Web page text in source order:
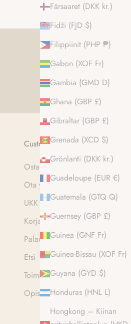
Färsaaret (DKK kr.)
Fidži (FJD $)
Filippiinit (PHP ₱)
Gabon (XOF Fr)
Gambia (GMD D)
Ghana (GBP £)
Gibraltar (GBP £)
Grenada (XCD $)
Grönlanti (DKK kr.)
Guadeloupe (EUR €)
Guatemala (GTQ Q)
Guernsey (GBP £)
Guinea (GNF Fr)
Guinea-Bissau (XOF Fr)
Guyana (GYD $)
Honduras (HNL L)
Hongkong – Kiinan
Customer Services
Osta nyt. Maksa myöhemmin.
Ota yhteyttä
UKK
Korjaukset
Palautusportaali
Etsi
Toimitus- ja palautustiedot
Opiskelija-alennus